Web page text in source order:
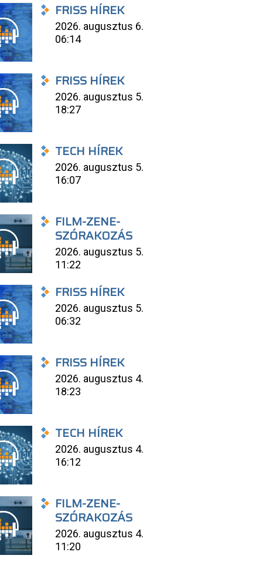
FRISS HÍREK
2026. augusztus 6.
06:14
FRISS HÍREK
2026. augusztus 5.
18:27
TECH HÍREK
2026. augusztus 5.
16:07
FILM-ZENE-
SZÓRAKOZÁS
2026. augusztus 5.
11:22
FRISS HÍREK
2026. augusztus 5.
06:32
FRISS HÍREK
2026. augusztus 4.
18:23
TECH HÍREK
2026. augusztus 4.
16:12
FILM-ZENE-
SZÓRAKOZÁS
2026. augusztus 4.
11:20